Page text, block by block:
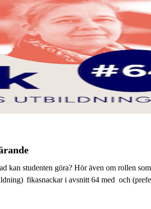
kan studenten göra? Hör även om rollen
fikasnackar i avsnitt 64 med och